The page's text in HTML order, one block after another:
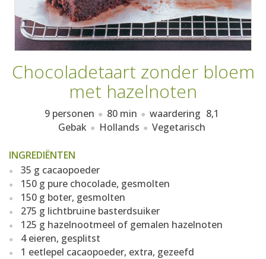
Chocoladetaart zonder bloem
met hazelnoten
9 personen 80 min waardering 8,1
Gebak
Hollands Vegetarisch
INGREDIËNTEN
35 g cacaopoeder
150 g pure chocolade, gesmolten
150 g boter, gesmolten
275 g lichtbruine basterdsuiker
125 g hazelnootmeel of gemalen hazelnoten
4 eieren, gesplitst
1 eetlepel cacaopoeder, extra, gezeefd